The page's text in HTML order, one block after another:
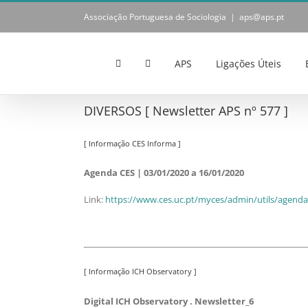
Skip
content
Associação Portuguesa de Sociologia | aps@aps.pt
APS Ligações Úteis
DIVERSOS [ Newsletter APS nº 577 ]
[ Informação CES Informa ]
Agenda CES | 03/01/2020 a 16/01/2020
Link: https://www.ces.uc.pt/myces/admin/utils/
[ Informação ICH Observatory ]
Digital ICH Observatory . Newsletter_6